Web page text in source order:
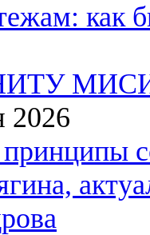
как
НИТУ
2026